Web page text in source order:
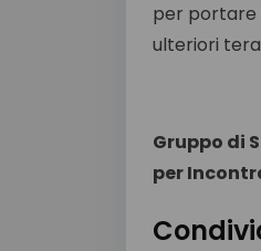
per portare
ulteriori
Gruppo di
per